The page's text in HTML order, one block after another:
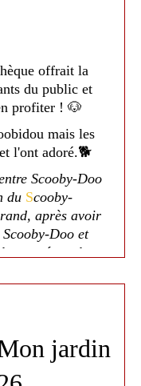
offrait la
du public et
profiter ! 🐶
mais les
l'ont adoré.🐕
Scooby-Doo
du Scooby-
après avoir
Doo et
mené par le
ailleurs
! 😊jardin